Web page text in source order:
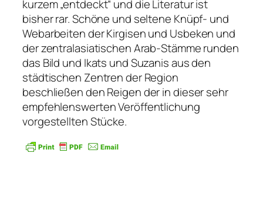
kurzem „entdeckt“ und die Literatur ist
bisher rar. Schöne und seltene Knüpf- und
Webarbeiten der Kirgisen und Usbeken und
der zentralasiatischen Arab-Stämme runden
das Bild und Ikats und Suzanis aus den
städtischen Zentren der Region
beschließen den Reigen der in dieser sehr
empfehlenswerten Veröffentlichung
vorgestellten Stücke.